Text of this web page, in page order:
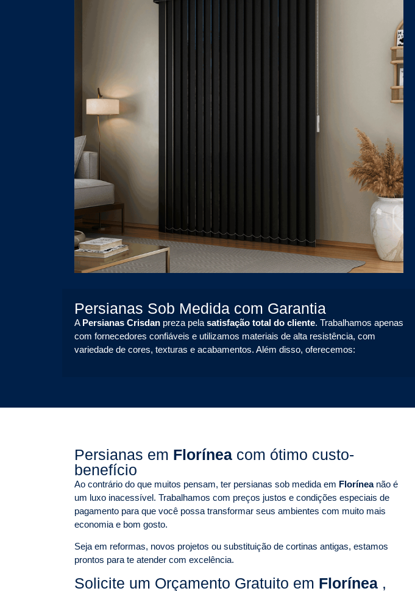
Persianas Sob Medida com Garantia
A Persianas Crisdan preza pela satisfação total do cliente. Trabalhamos apenas
com fornecedores confiáveis e utilizamos materiais de alta resistência, com
variedade de cores, texturas e acabamentos. Além disso, oferecemos:
Persianas em Florínea com ótimo custo-
benefício
Ao contrário do que muitos pensam, ter persianas sob medida em Florínea não é
um luxo inacessível. Trabalhamos com preços justos e condições especiais de
pagamento para que você possa transformar seus ambientes com muito mais
economia e bom gosto.
Seja em reformas, novos projetos ou substituição de cortinas antigas, estamos
prontos para te atender com excelência.
Solicite um Orçamento Gratuito em Florínea ,